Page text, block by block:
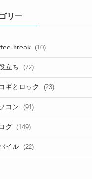
リー
break (10)
(1)
立ち (72)
(12)
(5)
(5)
(6)
(6)
(2)(24)
ギとロック (23)
(10)
コン (91)
(22)
(30)
グ (149)
(91)
イル (22)